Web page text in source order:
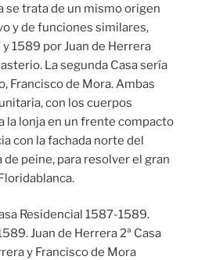
se trata de un mismo origen
y de funciones similares,
1589 por Juan de Herrera
La segunda Casa sería
Francisco de Mora. Ambas
con los cuerpos
la lonja en un frente compacto
con la fachada norte del
peine, para resolver el gran
Residencial 1587-1589.
Juan de Herrera 2ª Casa
y Francisco de Mora